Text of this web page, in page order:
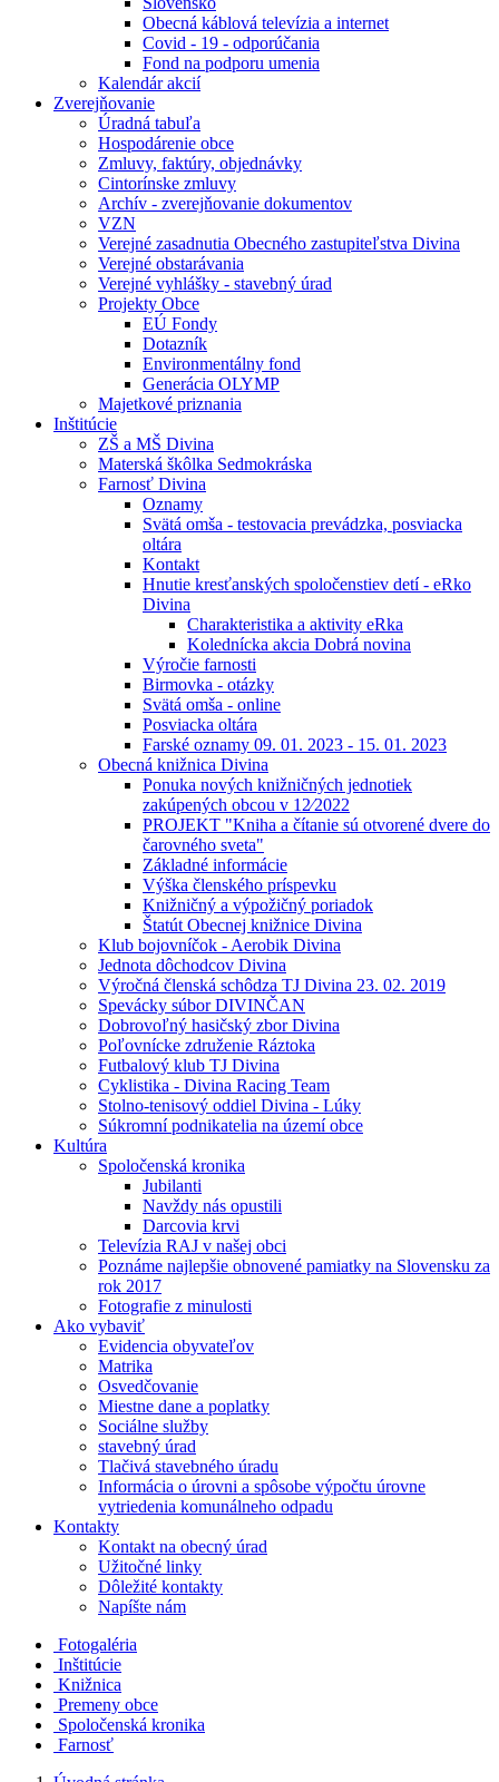
Obecná káblová televízia a internet
Covid - 19 - odporúčania
Fond na podporu umenia
Kalendár akcií
Zverejňovanie
Úradná tabuľa
Hospodárenie obce
Zmluvy, faktúry, objednávky
Cintorínske zmluvy
Archív - zverejňovanie dokumentov
VZN
Verejné zasadnutia Obecného zastupiteľstva Divina
Verejné obstarávania
Verejné vyhlášky - stavebný úrad
Projekty Obce
EÚ Fondy
Dotazník
Environmentálny fond
Generácia OLYMP
Majetkové priznania
Inštitúcie
ZŠ a MŠ Divina
Materská škôlka Sedmokráska
Farnosť Divina
Oznamy
Svätá omša - testovacia prevádzka, posviacka
oltára
Kontakt
Hnutie kresťanských spoločenstiev detí - eRko
Divina
Charakteristika a aktivity eRka
Kolednícka akcia Dobrá novina
Výročie farnosti
Birmovka - otázky
Svätá omša - online
Posviacka oltára
Farské oznamy 09. 01. 2023 - 15. 01. 2023
Obecná knižnica Divina
Ponuka nových knižničných jednotiek
zakúpených obcou v 12⁄2022
PROJEKT "Kniha a čítanie sú otvorené dvere do
čarovného sveta"
Základné informácie
Výška členského príspevku
Knižničný a výpožičný poriadok
Štatút Obecnej knižnice Divina
Klub bojovníčok - Aerobik Divina
Jednota dôchodcov Divina
Výročná členská schôdza TJ Divina 23. 02. 2019
Spevácky súbor DIVINČAN
Dobrovoľný hasičský zbor Divina
Poľovnícke združenie Ráztoka
Futbalový klub TJ Divina
Cyklistika - Divina Racing Team
Stolno-tenisový oddiel Divina - Lúky
Súkromní podnikatelia na území obce
Kultúra
Spoločenská kronika
Jubilanti
Navždy nás opustili
Darcovia krvi
Televízia RAJ v našej obci
Poznáme najlepšie obnovené pamiatky na Slovensku za
rok 2017
Fotografie z minulosti
Ako vybaviť
Evidencia obyvateľov
Matrika
Osvedčovanie
Miestne dane a poplatky
Sociálne služby
stavebný úrad
Tlačivá stavebného úradu
Informácia o úrovni a spôsobe výpočtu úrovne
vytriedenia komunálneho odpadu
Kontakty
Kontakt na obecný úrad
Užitočné linky
Dôležité kontakty
Napíšte nám
Fotogaléria
Inštitúcie
Knižnica
Premeny obce
Spoločenská kronika
Farnosť